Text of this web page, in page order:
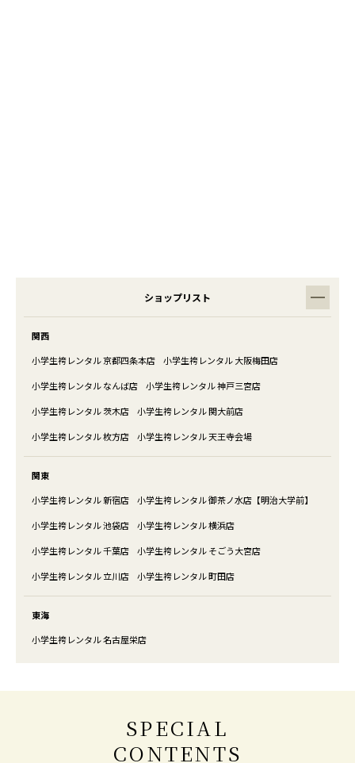
ショップリスト
関西
小学生袴レンタル 京都四条本店
小学生袴レンタル 大阪梅田店
小学生袴レンタル なんば店
小学生袴レンタル 神戸三宮店
小学生袴レンタル 茨木店
小学生袴レンタル 関大前店
小学生袴レンタル 枚方店
小学生袴レンタル 天王寺会場
関東
小学生袴レンタル 新宿店
小学生袴レンタル 御茶ノ水店【明治大学前】
小学生袴レンタル 池袋店
小学生袴レンタル 横浜店
小学生袴レンタル 千葉店
小学生袴レンタル そごう大宮店
小学生袴レンタル 立川店
小学生袴レンタル 町田店
東海
小学生袴レンタル 名古屋栄店
SPECIAL
CONTENTS